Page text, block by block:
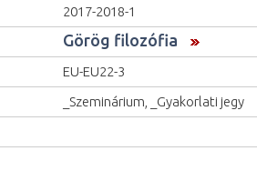
2017-2018-1
Görög filozófia
EU-EU22-3
_Szeminárium, _Gyakorlati jegy